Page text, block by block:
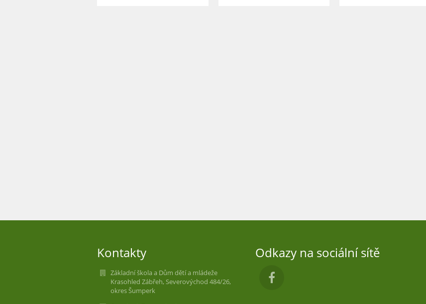
Kontakty
Základní škola a Dům dětí a mládeže
Krasohled Zábřeh, Severovýchod 484/26,
okres Šumperk
Odkazy na sociální sítě